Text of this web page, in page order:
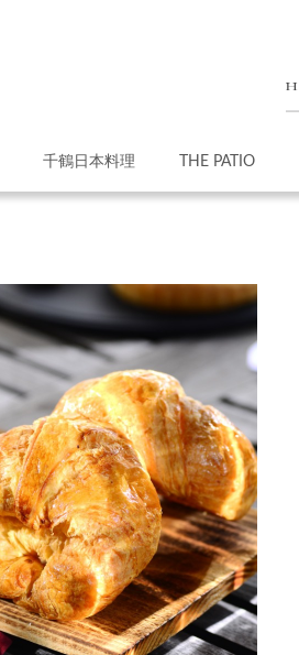
千鶴日本料理 THE PATIO